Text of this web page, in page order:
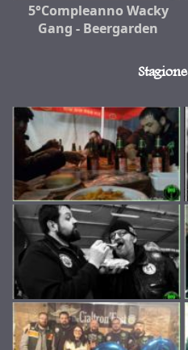
5°Compleanno Wacky
Gang - Beergarden